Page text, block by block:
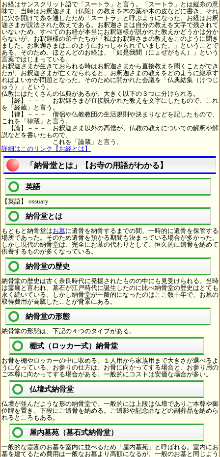
お経はサンスクリット語で「スートラ」と言う。「スートラ」とは縦糸の意
味で、当時はお釈迦さま（仏陀）の教えを木の葉や木の皮などに書き、それ
に穴を開けて糸を通したため「スートラ」と呼ぶようになった。お経はお釈
迦さまが説法された教えである。お釈迦さまは自分の教えを文字で残されて
いないため、すべてのお経が本当にお釈迦様が説かれた教えかどうかは分か
らないが、お釈迦様の弟子たちが「私はお釈迦さまの教えをこのように聞き
ました。お釈迦さまはこのようにおっしゃられていました。」ということで
ある。そのため、ほとんどのお経は、「如是我聞（にょぜがもん）」という
言葉ではじまっている。
お釈迦さまが生きておられる時はお釈迦さまから直接教えを聞くことができ
たが、お釈迦さまが亡くなられると、お釈迦さまの教えをどのように継承す
ればよいかが問題となった。そのために開かれた会議を「仏典結集（けつじ
ゅう）」という。
仏教にはたくさんの仏典があるが、大きく以下の３つに分けられる。
【経】－－－ お釈迦さまが直接説かれた教えを文字にしたもので、これ
を「経蔵」と言う。
【律】－－－ 僧侶や仏教教団の生活規則や決まりなどを記したもので、
これを「律蔵」と言う。
【論】－－－ お釈迦さま以外の高僧が、仏教の教えについての解釈や解
説などを書いたもので、
これを「論蔵」と言う。
詳細はこのリンク【お経とは】
「納骨堂とは」【お寺の用語がわかる】
英語
【英語】 ossuary
納骨堂とは
もともと納骨堂はお墓に遺骨を納骨するまでの間、一時的に遺骨を保管する
場所であった。そのため遺骨を預かる期間も決まっている場合が多かった。
しかし現代の納骨堂は、完全にお墓の代わりとして、恒久的に遺骨を納めて
供養するものが多くなっている。
納骨堂の歴史
納骨堂の歴史は古く奈良時代に発掘されたものの中にも見受けられる。当時
は霊廟と言われ、墓石が江戸時代に誕生したのに比べ納骨堂の歴史はとても
永く続いている。しかし納骨堂が一般的になったのはここ数十年で、お墓の
取得費用が高騰したことが背景にある。
納骨堂の形態
納骨堂の形態は、下記の４つのタイプがある。
棚式（ロッカー式）納骨堂
お骨を棚やロッカーの中に収める。１人用から家族用まで大きさが選べるよ
うになっている。お参りの仕方は、お骨に向かってする場合と、お参り用の
ご本尊に向かってする場合がある。一般的にコストは安価な場合が多い。
仏壇式納骨堂
仏壇が並んだような形の納骨堂で、一般的には上段は仏壇でありご本尊や御
位牌を置き、下段にご遺骨を納める。ご遺影や記念品などの副葬品を納めら
れるところもある。
屋内墓苑（墓石式納骨堂）
一般的な霊園のお墓を室内に並べるため「屋内墓苑」と呼ばれる。室内にお
墓を建てるため費用は一般なお墓より高額になるが、一般のお墓と同じよう